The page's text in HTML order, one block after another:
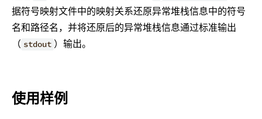
据符号映射文件中的映射关系还原异常堆栈信息中的符号
名和路径名，并将还原后的异常堆栈信息通过标准输出
（ stdout ）输出。
使用样例